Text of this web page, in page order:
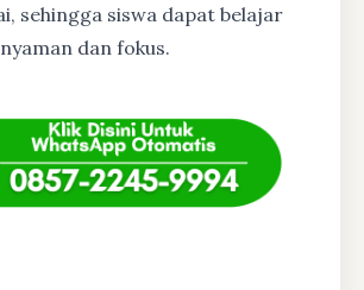
sehingga siswa dapat belajar
dan fokus.